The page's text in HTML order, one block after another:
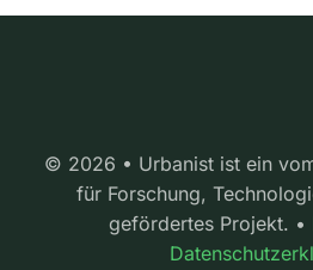
© 2026 • Urbanist ist ein
für Forschung,
gefördertes Projekt. •